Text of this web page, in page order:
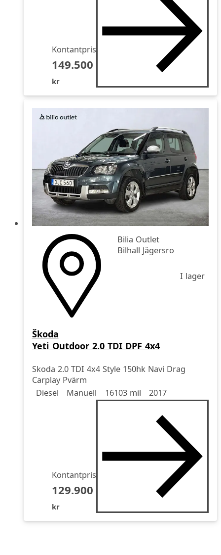
Kontantpris
149.500
kr
Bilia Outlet
Bilhall Jägersro
I lager
Škoda
Yeti Outdoor 2.0 TDI DPF 4x4
Skoda 2.0 TDI 4x4 Style 150hk Navi Drag
Carplay Pvärm
Drivmedel
Diesel
DrivmedelManuell
Miltal 16103 mil
årsmodell 2017
Kontantpris
129.900
kr